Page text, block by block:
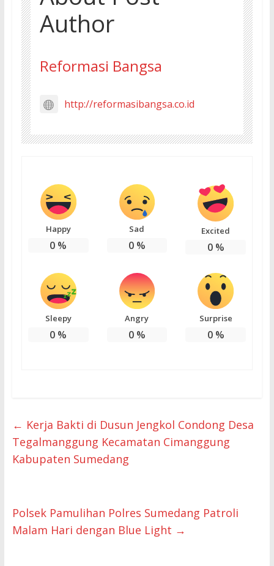
Author
Reformasi Bangsa
http://reformasibangsa.co.id
Happy
0 %
Sad
0%
Excited
0%
Sleepy
0 %
Angry
0%
Surprise
0%
← Kerja Bakti di Dusun Jengkol Condong Desa
Tegalmanggung Kecamatan Cimanggung
Kabupaten Sumedang
Polsek Pamulihan Polres Sumedang Patroli
Malam Hari dengan Blue Light →